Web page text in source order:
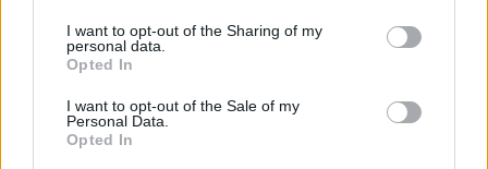
I want to opt-out of the Sharing of my
personal data.
Opted In
I want to opt-out of the Sale of my
Personal Data.
Opted In
Övrigt